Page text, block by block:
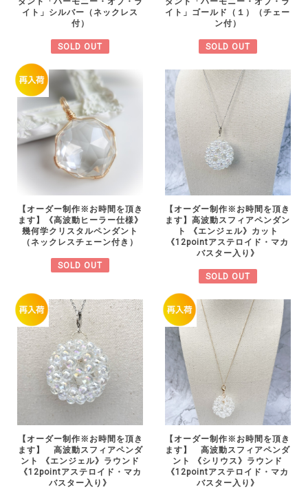
イト」シルバー（ネックレス
付）
SOLD OUT
イト」ゴールド（１）（チェー
ン付）
SOLD OUT
【オーダー制作※お時間を頂き
ます】《高波動ヒーラー仕様》
幾何学クリスタルペンダント
（ネックレスチェーン付き）
SOLD OUT
【オーダー制作※お時間を頂き
ます】高波動スフィアペンダン
ト 《エンジェル》カット
《12pointアステロイド・マカ
バスター入り》
SOLD OUT
【オーダー制作※お時間を頂き
ます】 高波動スフィアペンダ
ント 《エンジェル》ラウンド
《12pointアステロイド・マカ
バスター入り》
【オーダー制作※お時間を頂き
ます】 高波動スフィアペンダ
ント 《シリウス》ラウンド
《12pointアステロイド・マカ
バスター入り》